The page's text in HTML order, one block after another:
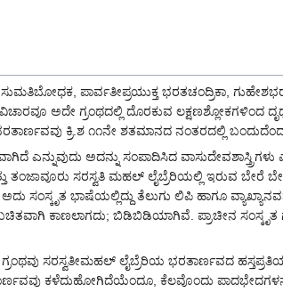
ಪಾರ್ವತೀಪ್ರಯುಕ್ತ ಭರತಚಂದ್ರಿಕಾ,
ಅದೇ ಗ್ರಂಥದಲ್ಲಿ ದೊರಕುವ ಲಕ್ಷಣಶ್ಲೋಕಗಳಿಂದ
ಕ್ರಿ.ಶ ೧೧ನೇ ಶತಮಾನದ ನಂತರದಲ್ಲಿ
ಎನ್ನುವುದು ಅದನ್ನು ಸಂಪಾದಿಸಿದ ವಾಸುದೇವಶಾಸ್ತ್ರಿಗಳು
ಸರಸ್ವತಿ ಮಹಲ್ ಲೈಬ್ರೆರಿಯಲ್ಲಿ ಇರುವ ಬೇರೆ
ಸಂಸ್ಕೃತ ಭಾಷೆಯಲ್ಲಿದ್ದು ತೆಲುಗು ಲಿಪಿ ಹಾಗೂ
ಕಾಣಲಾಗದು; ಬಿಡಿಬಿಡಿಯಾಗಿವೆ. ಪ್ರಾಚೀನ ಸಂಸ್ಕೃತ
ಸರಸ್ವತೀಮಹಲ್ ಲೈಬ್ರೆರಿಯ ಭರತಾರ್ಣವದ
ಕಳೆದುಹೋಗಿದೆಯೆಂದೂ, ಕೆಲವೊಂದು